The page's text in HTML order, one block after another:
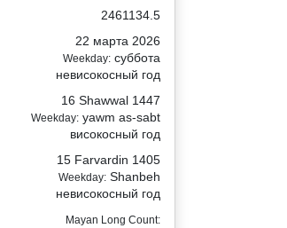
2461134.5
22 марта 2026
Weekday: суббота
невисокосный год
16 Shawwal 1447
Weekday: yawm as-sabt
високосный год
15 Farvardin 1405
Weekday: Shanbeh
невисокосный год
Mayan Long Count: